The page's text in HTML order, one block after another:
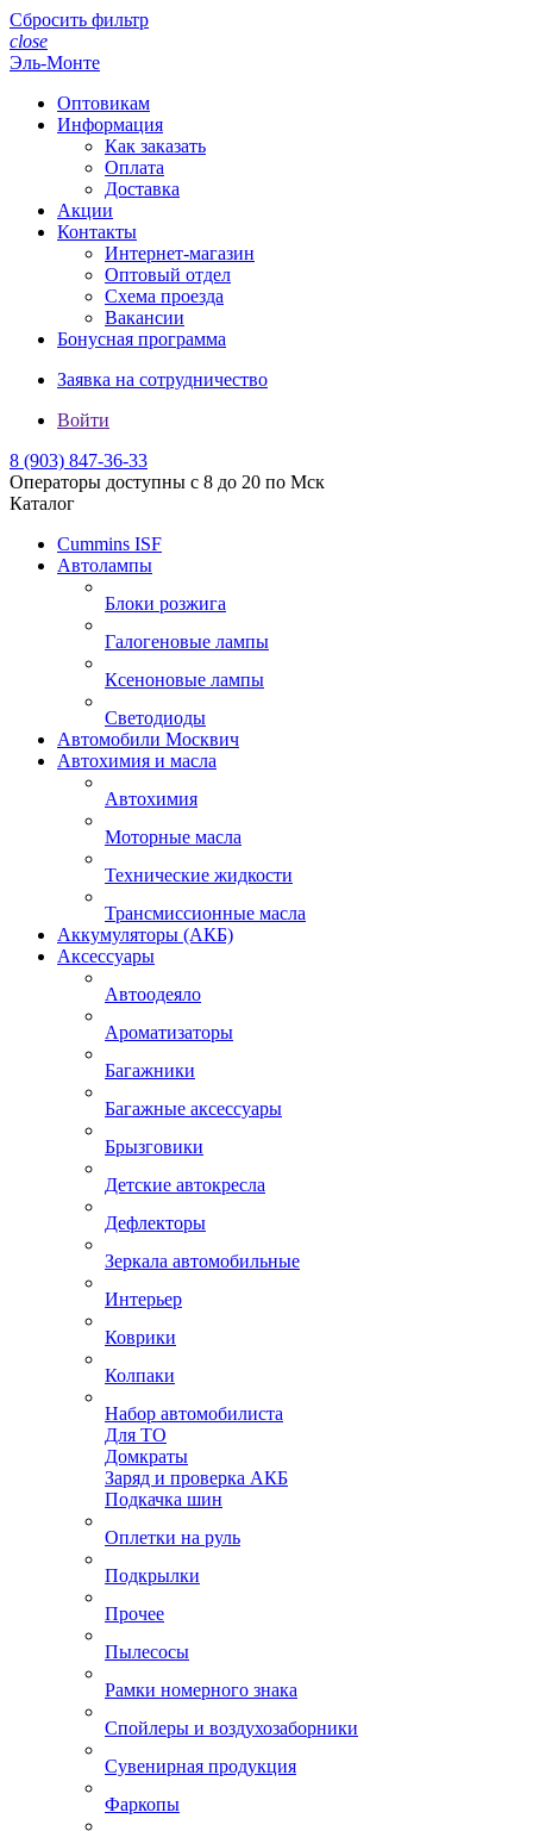
Сбросить фильтр
close
Эль-Монте
Оптовикам
Информация
Как заказать
Оплата
Доставка
Акции
Контакты
Интернет-магазин
Оптовый отдел
Схема проезда
Вакансии
Бонусная программа
Заявка на сотрудничество
Войти
8 (903) 847-36-33
Операторы доступны с 8 до 20 по Мск
Каталог
Cummins ISF
Автолампы
Блоки розжига
Галогеновые лампы
Ксеноновые лампы
Светодиоды
Автомобили Москвич
Автохимия и масла
Автохимия
Моторные масла
Технические жидкости
Трансмиссионные масла
Аккумуляторы (АКБ)
Аксессуары
Автоодеяло
Ароматизаторы
Багажники
Багажные аксессуары
Брызговики
Детские автокресла
Дефлекторы
Зеркала автомобильные
Интерьер
Коврики
Колпаки
Набор автомобилиста
Для ТО
Домкраты
Заряд и проверка АКБ
Подкачка шин
Оплетки на руль
Подкрылки
Прочее
Пылесосы
Рамки номерного знака
Спойлеры и воздухозаборники
Сувенирная продукция
Фаркопы